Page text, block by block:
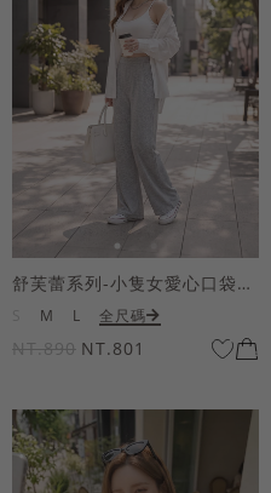
舒芙蕾系列-小隻女愛心口袋寬褲
M L 全尺碼
NT.890 NT.801